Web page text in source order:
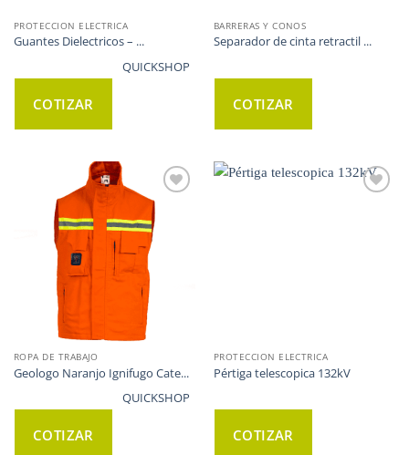
PROTECCION ELECTRICA
Guantes Dielectricos – ...
COTIZAR
BARRERAS Y CONOS
Separador de cinta retractil ...
QUICKSHOP
COTIZAR
WISHLIST
ROPA DE TRABAJO
Geologo Naranjo Ignifugo Cate...
COTIZAR
PROTECCION ELECTRICA
Pértiga telescopica 132kV
QUICKSHOP
COTIZAR